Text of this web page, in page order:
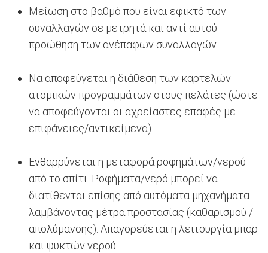
Μείωση στο βαθμό που είναι εφικτό των
συναλλαγών σε μετρητά και αντί αυτού
προώθηση των ανέπαφων συναλλαγών.
Να αποφεύγεται η διάθεση των καρτελών
ατομικών προγραμμάτων στους πελάτες (ώστε
να αποφεύγονται οι αχρείαστες επαφές με
επιφάνειες/αντικείμενα).
Ενθαρρύνεται η μεταφορά ροφημάτων/νερού
από το σπίτι. Ροφήματα/νερό μπορεί να
διατίθενται επίσης από αυτόματα μηχανήματα
λαμβάνοντας μέτρα προστασίας (καθαρισμού /
απολύμανσης). Απαγορεύεται η λειτουργία μπαρ
και ψυκτών νερού.